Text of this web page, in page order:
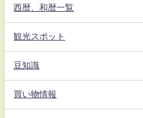
西暦、和暦一覧
観光スポット
豆知識
買い物情報